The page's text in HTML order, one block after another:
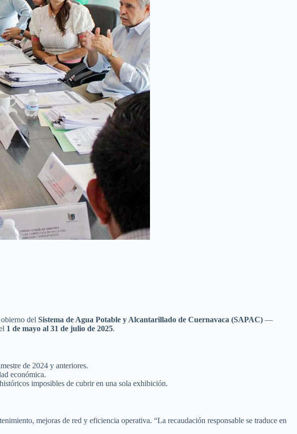
del Sistema de Agua Potable y Alcantarillado de Cuernavaca (SAPAC) —
1 de mayo al 31 de julio de 2025.
de 2024 y anteriores.
económica.
imposibles de cubrir en una sola exhibición.
mejoras de red y eficiencia operativa. “La recaudación responsable se traduce en